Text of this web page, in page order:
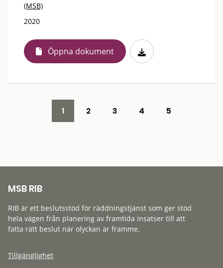
(MSB)
2020
Öppna dokument
1 2 3 4 5
MSB RIB
RIB är ett beslutsstöd för räddningstjänst som ger stöd
hela vägen från planering av framtida insatser till att
fatta rätt beslut när olyckan är framme.
Tillgänglighet